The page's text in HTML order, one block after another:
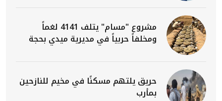
مشروع "مسام" يتلف 4141 لغماً
ومخلفاً حربياً في مديرية ميدي بحجة
حريق يلتهم مسكنًا في مخيم للنازحين
بمأرب